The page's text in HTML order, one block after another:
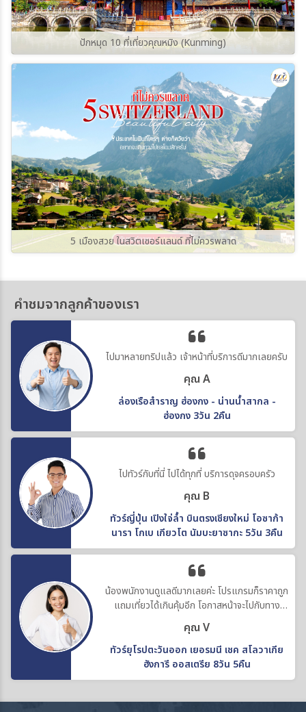
ปักหมุด 10 ที่เที่ยวคุณหมิง (Kunming)
5 เมืองสวย ในสวิตเซอร์แลนด์ ที่ไม่ควรพลาด
คำชมจากลูกค้าของเรา
ไปมาหลายทริปแล้ว เจ้าหน้าที่บริการดีมากเลยครับ
คุณ A
ล่องเรือสำราญ ฮ่องกง - น่านน้ำสากล -
ฮ่องกง 3วัน 2คืน
ไปทัวร์กับที่นี่ ไปได้ทุกที่ บริการดุจครอบครัว
คุณ B
ทัวร์ญี่ปุ่น เปิงใจ่ล้ำ บินตรงเชียงใหม่ โอซาก้า
นารา โกเบ เกียวโต นัมบะยาซากะ 5วัน 3คืน
น้องพนักงานดูแลดีมากเลยค่ะ โปรแกรมก็ราคาถูก
แถมเที่ยวได้เกินคุ้มอีก โอกาสหน้าจะไปกับทาง
บริษัทอีกค่ะ
คุณ V
ทัวร์ยุโรปตะวันออก เยอรมนี เชค สโลวาเกีย
ฮังการี ออสเตรีย 8วัน 5คืน